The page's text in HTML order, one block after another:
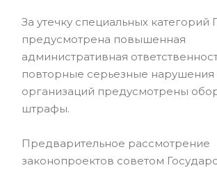
За утечку специальных категорий
предусмотрена повышенная
административная
повторные серьезные нарушения
организаций предусмотрены
штрафы.
Предварительное рассмотрение
законопроектов советом